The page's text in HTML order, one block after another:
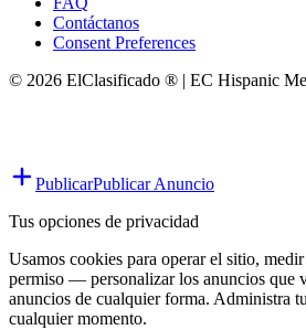
Contáctanos
Consent Preferences
© 2026 ElClasificado ® | EC Hispanic
PublicarPublicar Anuncio
Tus opciones de privacidad
Usamos cookies para operar el sitio,
permiso — personalizar los anuncios que
anuncios de cualquier forma. Administra
cualquier momento.